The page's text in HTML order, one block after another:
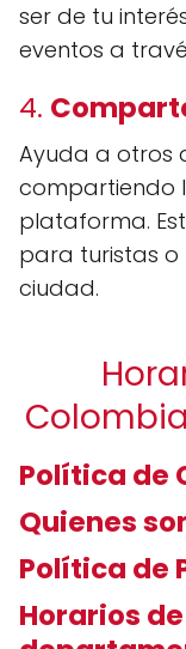
ser de tu
eventos a
4.
Ayuda a otros
compartiendo
plataforma.
para turistas o
ciudad.
Política de
Quienes
Política de
Horarios